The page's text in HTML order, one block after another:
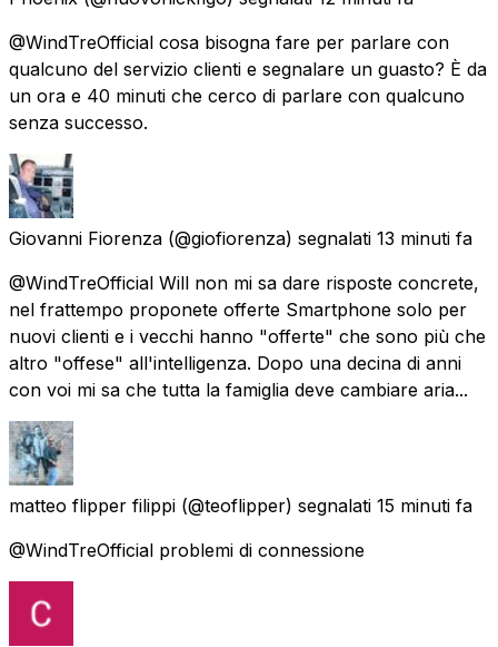
@WindTreOfficial cosa bisogna fare per parlare con
qualcuno del servizio clienti e segnalare un guasto? È da
un ora e 40 minuti che cerco di parlare con qualcuno
senza successo.
Giovanni Fiorenza (@giofiorenza) segnalati 13 minuti fa
@WindTreOfficial Will non mi sa dare risposte concrete,
nel frattempo proponete offerte Smartphone solo per
nuovi clienti e i vecchi hanno "offerte" che sono più che
altro "offese" all'intelligenza. Dopo una decina di anni
con voi mi sa che tutta la famiglia deve cambiare aria...
matteo flipper filippi (@teoflipper) segnalati 15 minuti fa
@WindTreOfficial problemi di connessione